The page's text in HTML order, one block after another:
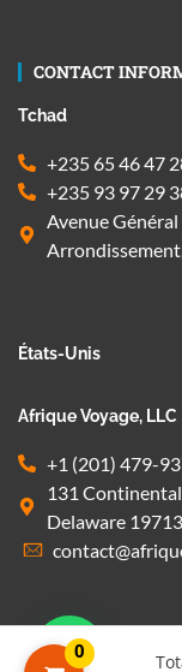
0
CONTACT
Tchad
+235 65 46 47
+235 93 97 29
Avenue
États-Unis
Afrique Voyage, LLC
+1 (201) 479-
131
Delaware 19713